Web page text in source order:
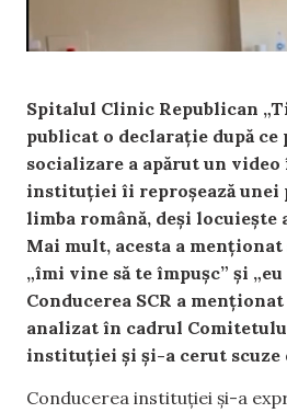
Spitalul Clinic Republican
publicat o declarație după ce
socializare a apărut un
instituției îi reproșează unei
limba română, deși
Mai mult, acesta a
„îmi vine să te împușc” și
Conducerea SCR a
analizat în cadrul
instituției și și-a cerut scuze
Conducerea instituției și-a